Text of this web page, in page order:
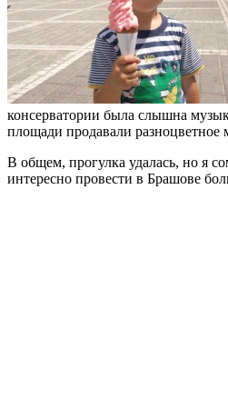
консерватории была слышна
площади продавали разноцветное
В общем, прогулка удалась, но я
интересно провести в Брашове